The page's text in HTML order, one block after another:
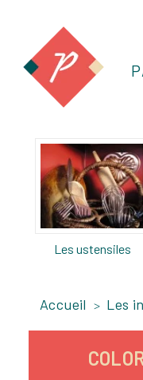
Les ustensiles
Accueil Les